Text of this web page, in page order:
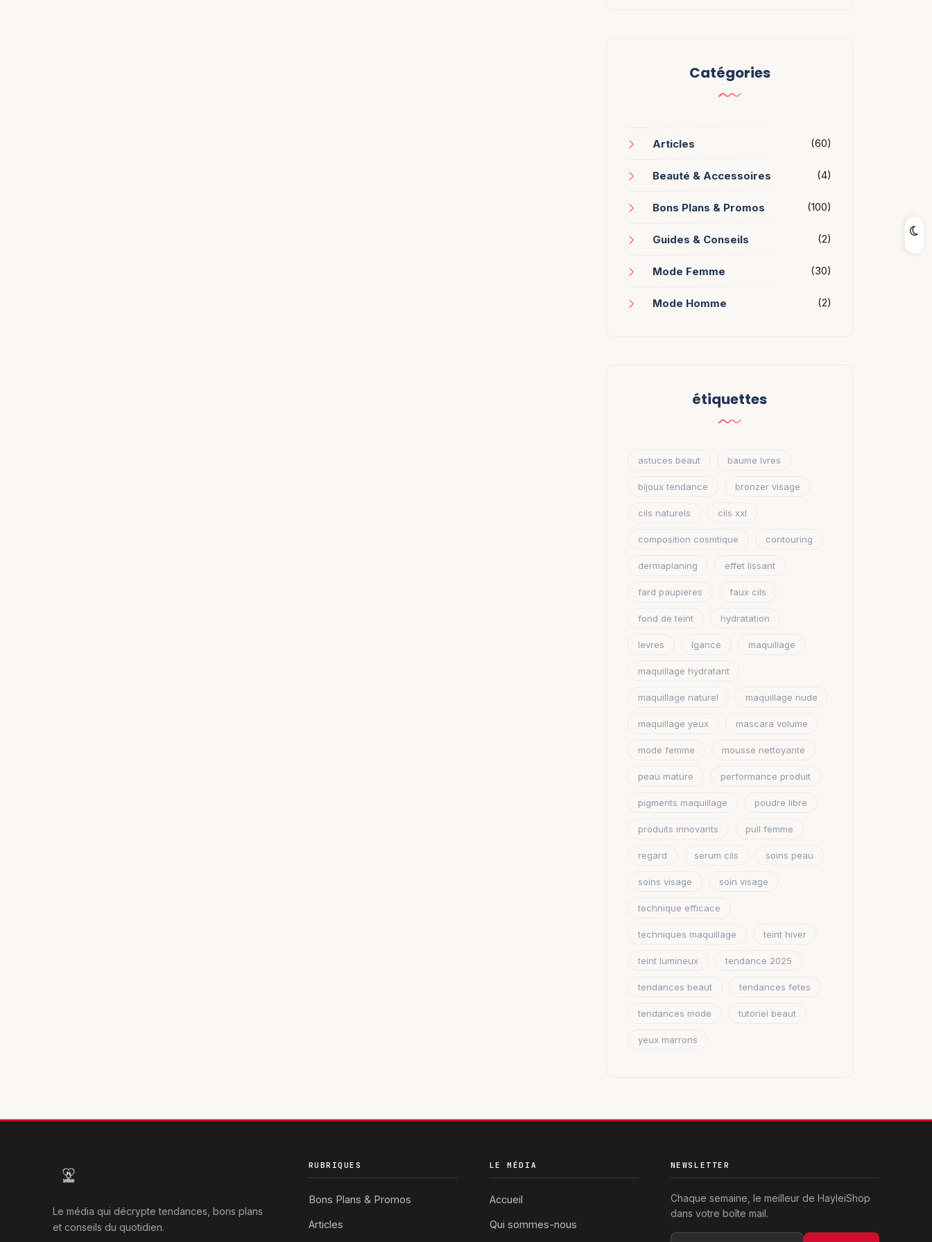
Catégories
Articles (60)
Beauté & Accessoires (4)
Bons Plans & Promos (100)
Guides & Conseils (2)
Mode Femme (30)
Mode Homme (2)
étiquettes
astuces beaut baume lvres
bijoux tendance bronzer visage
cils naturels cils xxl
composition cosmtique contouring
dermaplaning effet lissant
fard paupieres faux cils
fond de teint hydratation
levres lgance maquillage
maquillage hydratant
maquillage naturel maquillage nude
maquillage yeux mascara volume
mode femme mousse nettoyante
peau mature performance produit
pigments maquillage poudre libre
produits innovants pull femme
regard serum cils soins peau
soins visage soin visage
technique efficace
techniques maquillage teint hiver
teint lumineux tendance 2025
tendances beaut tendances fetes
tendances mode tutoriel beaut
yeux marrons
Le média qui décrypte tendances, bons plans
et conseils du quotidien.
RUBRIQUES
Bons Plans & Promos
Articles
LE MÉDIA
Accueil
Qui sommes-nous
NEWSLETTER
Chaque semaine, le meilleur de HayleiShop
dans votre boîte mail.